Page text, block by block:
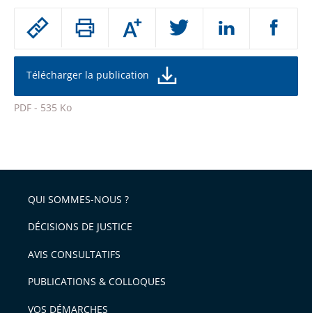
Passer
partage
de
l'article
pour
Augmenter
ou
la
de
police
Télécharger la publication
PDF - 535 Ko
l'article
pour
avant
QUI SOMMES-NOUS ?
DÉCISIONS DE JUSTICE
AVIS CONSULTATIFS
PUBLICATIONS & COLLOQUES
VOS DÉMARCHES